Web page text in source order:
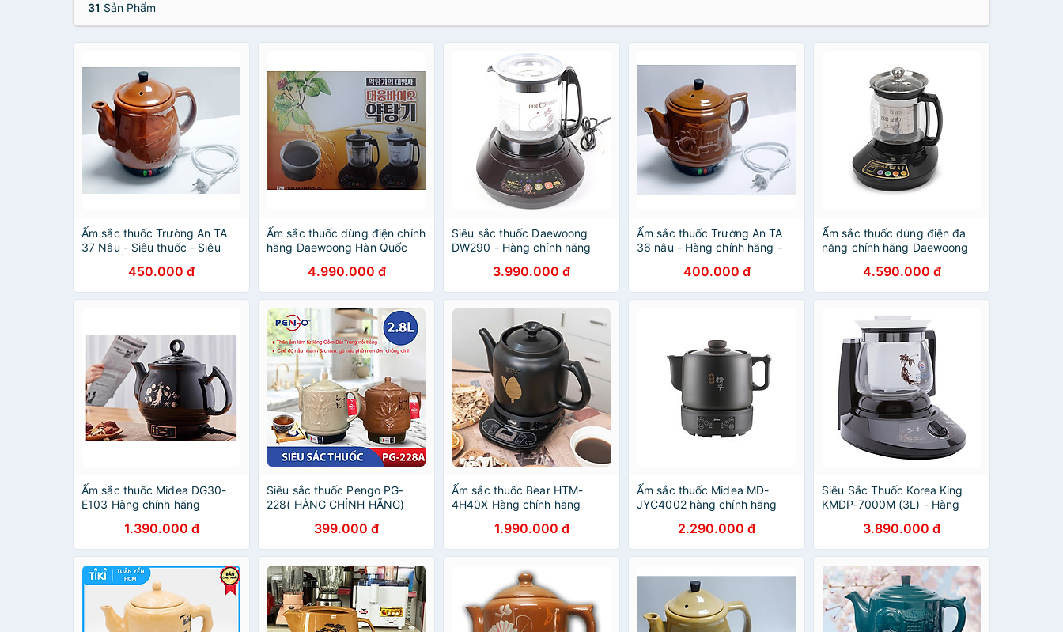
31 Sản Phẩm
Ấm sắc thuốc Trường An TA
37 Nâu - Siêu thuốc - Siêu
điện - Dụng cụ nấu thuốc -
Hàng Việt Nam chính hãng
450.000 đ
Ấm sắc thuốc dùng điện chính
hãng Daewoong Hàn Quốc
4.990.000 đ
Siêu sắc thuốc Daewoong
DW290 - Hàng chính hãng
3.990.000 đ
Ấm sắc thuốc Trường An TA
36 nâu - Hàng chính hãng -
dụng - Siêu thuốc - Siêu điện
- Ấm sắc thuốc bằng điện -
Dụng cụ nấu thuốc -Hàng Việt
400.000 đ
Ấm sắc thuốc dùng điện đa
năng chính hãng Daewoong
4.590.000 đ
Ấm sắc thuốc Midea DG30-
E103 Hàng chính hãng
1.390.000 đ
Siêu sắc thuốc Pengo PG-
228( HÀNG CHÍNH HÃNG)
399.000 đ
Ấm sắc thuốc Bear HTM-
4H40X Hàng chính hãng
1.990.000 đ
Ấm sắc thuốc Midea MD-
JYC4002 hàng chính hãng
2.290.000 đ
Siêu Sắc Thuốc Korea King
KMDP-7000M (3L) - Hàng
3.890.000 đ